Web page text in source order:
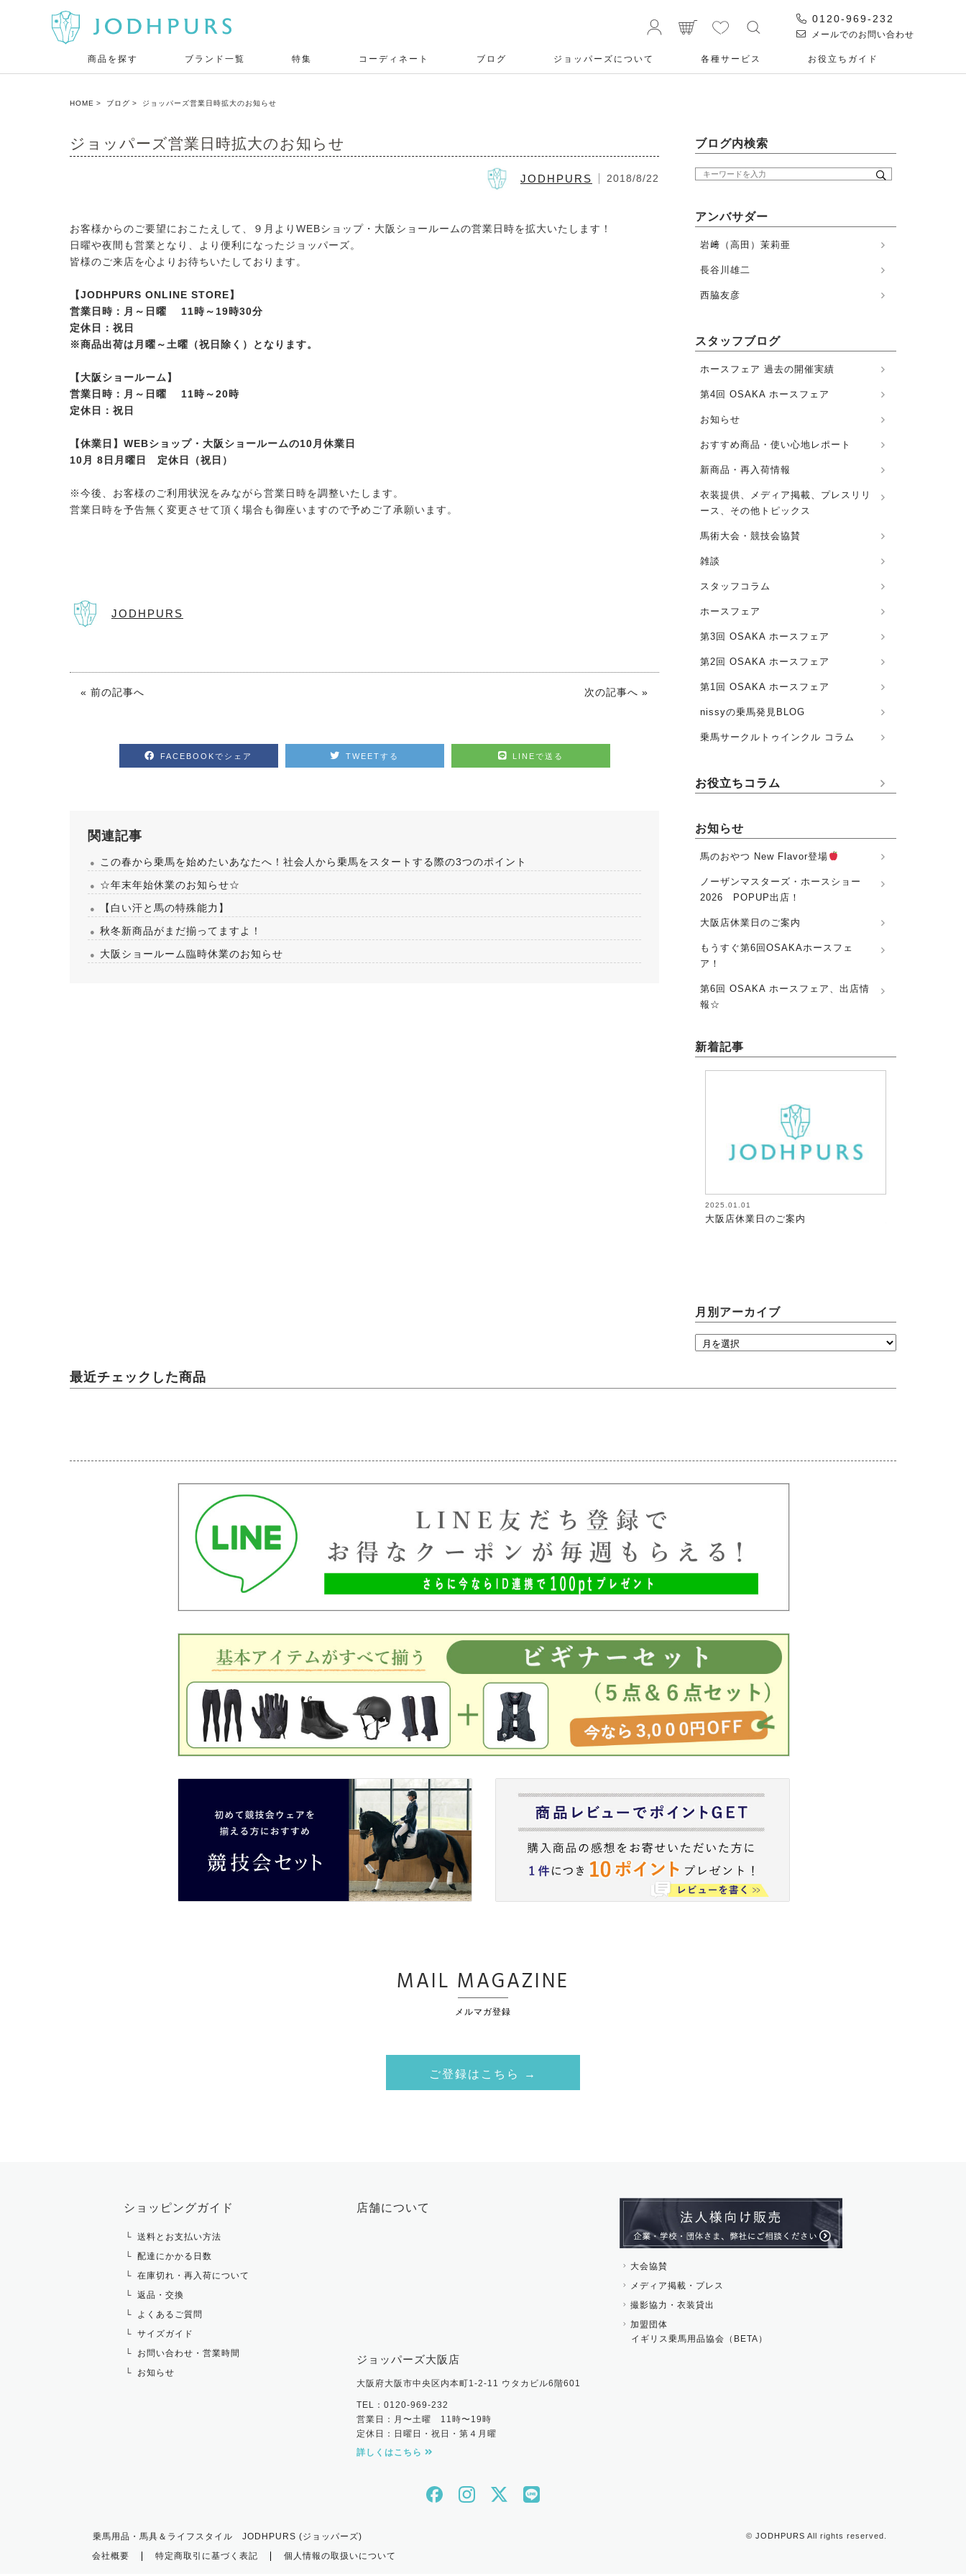
0120-969-232
メールでのお問い合わせ
商品を探す ブランド一覧 特集 コーディネート ブログ ジョッパーズについて 各種サービス お役⽴ちガイド
HOME ブログ ジョッパーズ営業日時拡大のお知らせ
ジョッパーズ営業日時拡大のお知らせ
JODHPURS 2018/8/22
お客様からのご要望におこたえして、９月よりWEBショップ・大阪ショールームの営業日時を拡大いたします！
日曜や夜間も営業となり、より便利になったジョッパーズ。
皆様のご来店を心よりお待ちいたしております。
【JODHPURS ONLINE STORE】
営業日時：月～日曜 11時～19時30分
定休日：祝日
※商品出荷は月曜～土曜（祝日除く）となります。
【大阪ショールーム】
営業日時：月～日曜 11時～20時
定休日：祝日
【休業日】 WEBショップ・大阪ショールームの10月休業日
10月 8日 月曜日 定休日（祝日）
※今後、お客様のご利用状況をみながら営業日時を調整いたします。
営業日時を予告無く変更させて頂く場合も御座いますので予めご了承願います。
JODHPURS
« 前の記事へ 次の記事へ »
FACEBOOKでシェア TWEETする LINEで送る
関連記事
この春から乗馬を始めたいあなたへ！社会人から乗馬をスタートする際の3つのポイント
☆年末年始休業のお知らせ☆
【白い汗と馬の特殊能力】
秋冬新商品がまだ揃ってますよ！
大阪ショールーム臨時休業のお知らせ
ブログ内検索
アンバサダー
岩﨑（高田）茉莉亜
長谷川雄二
西脇友彦
スタッフブログ
ホースフェア 過去の開催実績
第4回 OSAKA ホースフェア
お知らせ
おすすめ商品・使い心地レポート
新商品・再入荷情報
衣装提供、メディア掲載、プレスリリ
ース、その他トピックス
馬術大会・競技会協賛
雑談
スタッフコラム
ホースフェア
第3回 OSAKA ホースフェア
第2回 OSAKA ホースフェア
第1回 OSAKA ホースフェア
nissyの乗馬発見BLOG
乗馬サークルトゥインクル コラム
お役立ちコラム
お知らせ
馬のおやつ New Flavor登場
ノーザンマスターズ・ホースショー
2026 POPUP出店！
大阪店休業日のご案内
もうすぐ第6回OSAKAホースフェ
ア！
第6回 OSAKA ホースフェア、出店情
報☆
新着記事
2025.01.01
大阪店休業日のご案内
月別アーカイブ
最近チェックした商品
MAIL MAGAZINE
メルマガ登録
ご登録はこちら →
ショッピングガイド
送料とお支払い方法
配達にかかる日数
在庫切れ・再入荷について
返品・交換
よくあるご質問
サイズガイド
お問い合わせ・営業時間
お知らせ
店舗について
ジョッパーズ大阪店
大阪府大阪市中央区内本町1-2-11 ウタカビル6階601
TEL：0120-969-232
営業日：月〜土曜 11時〜19時
定休日：日曜日・祝日・第４月曜
詳しくはこちら
大会協賛
メディア掲載・プレス
撮影協力・衣装貸出
加盟団体
イギリス乗馬用品協会（BETA）
乗馬用品・馬具＆ライフスタイル JODHPURS (ジョッパーズ)
会社概要
特定商取引に基づく表記 個人情報の取扱いについて
© JODHPURS All rights reserved.